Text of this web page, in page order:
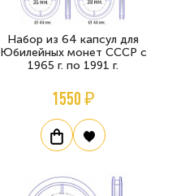
Набор из 64 капсул для
Юбилейных монет СССР с
1965 г. по 1991 г.
1550 ₽